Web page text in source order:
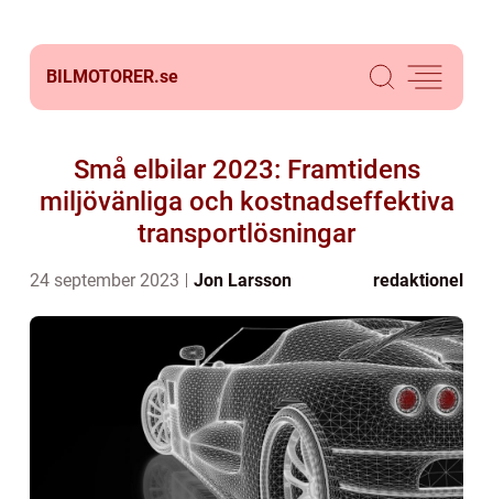
BILMOTORER.se
Små elbilar 2023: Framtidens
miljövänliga och kostnadseffektiva
transportlösningar
24 september 2023 Jon Larsson redaktionel